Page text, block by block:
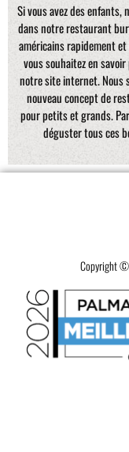
Si vous avez des enfants,
dans notre restaurant
américains rapidement
vous souhaitez en
notre site internet. Nous
nouveau concept de
pour petits et grands.
déguster tous ces
Copyright